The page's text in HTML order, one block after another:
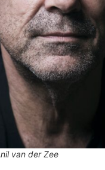
van der Zee